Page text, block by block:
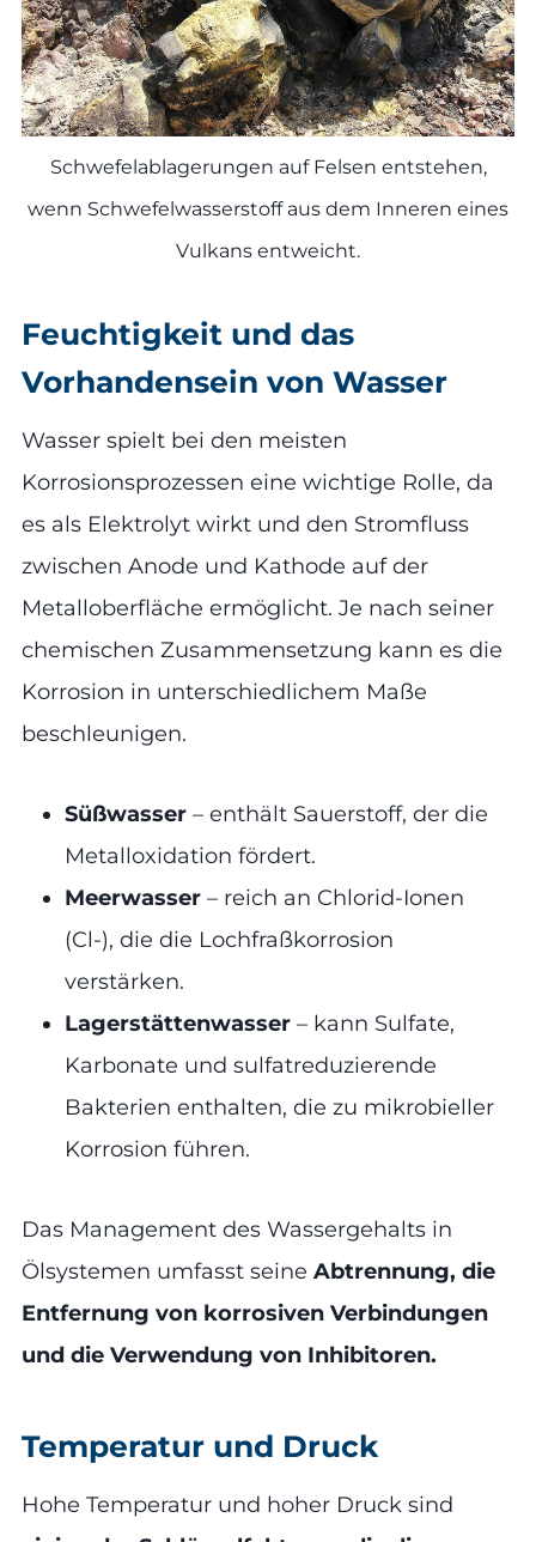
Schwefelablagerungen auf Felsen entstehen,
wenn Schwefelwasserstoff aus dem Inneren eines
Vulkans entweicht.
Feuchtigkeit und das
Vorhandensein von Wasser
Wasser spielt bei den meisten
Korrosionsprozessen eine wichtige Rolle, da
es als Elektrolyt wirkt und den Stromfluss
zwischen Anode und Kathode auf der
Metalloberfläche ermöglicht. Je nach seiner
chemischen Zusammensetzung kann es die
Korrosion in unterschiedlichem Maße
beschleunigen.
Süßwasser – enthält Sauerstoff, der die
Metalloxidation fördert.
Meerwasser – reich an Chlorid-Ionen
(Cl-), die die Lochfraßkorrosion
verstärken.
Lagerstättenwasser – kann Sulfate,
Karbonate und sulfatreduzierende
Bakterien enthalten, die zu mikrobieller
Korrosion führen.
Das Management des Wassergehalts in
Ölsystemen umfasst seine Abtrennung, die
Entfernung von korrosiven Verbindungen
und die Verwendung von Inhibitoren.
Temperatur und Druck
Hohe Temperatur und hoher Druck sind